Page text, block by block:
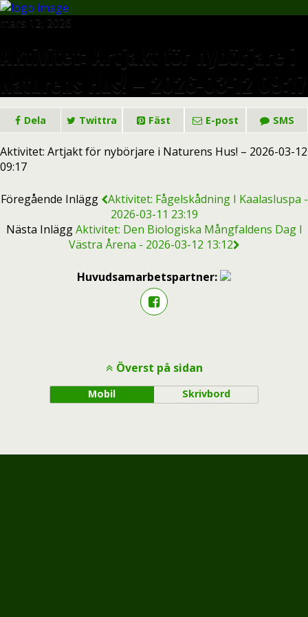
mars 12, 2026
Aktivitet: Artjakt för nybörjare i
Naturens Hus! – 2026-03-12 09:17
Dela Twittra Fäst E-post SMS
Aktivitet: Artjakt för nybörjare i Naturens Hus! – 2026-03-12
09:17
Föregående Inlägg
Aktivitet: Fågelskådning I Kaalasluspa -
2026-03-11 23:19
Nästa InläggAktivitet: Den Biologiska Mångfaldens Dag I
Västra Årena - 2026-03-12 13:12
Huvudsamarbetspartner:
Överst på sidan
Mobil Skrivbord